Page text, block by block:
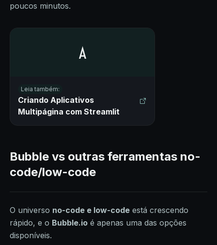
poucos minutos.
Leia também:
Criando Aplicativos
Multipágina com Streamlit
Bubble vs outras ferramentas no-
code/low-code
O universo no-code e low-code está crescendo
rápido, e o Bubble.io é apenas uma das opções
disponíveis.